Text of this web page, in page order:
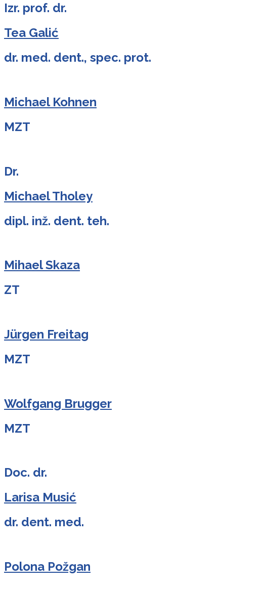
Izr. prof. dr.
Tea Galić
dr. med. dent., spec. prot.
Michael Kohnen
MZT
Dr.
Michael Tholey
dipl. inž. dent. teh.
Mihael Skaza
ZT
Jürgen Freitag
MZT
Wolfgang Brugger
MZT
Doc. dr.
Larisa Musić
dr. dent. med.
Polona Požgan